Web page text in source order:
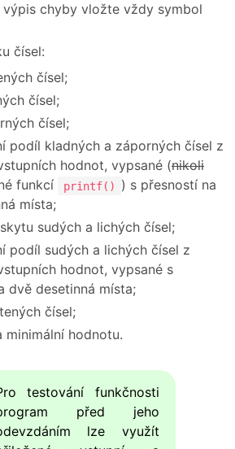
výpis chyby vložte vždy symbol
čísel:
čísel;
čísel;
čísel;
podíl kladných a záporných čísel z
hodnot, vypsané (nikoli
funkcí
printf()
) s přesností na
místa;
sudých a lichých čísel;
podíl sudých a lichých čísel z
hodnot, vypsané s
dvě desetinná místa;
čísel;
minimální hodnotu.
testování funkčnosti
před jeho
lze využít